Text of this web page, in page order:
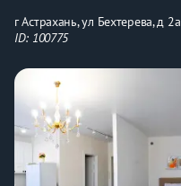
г Астрахань, ул Бехтерева, д 2а
ID: 100775